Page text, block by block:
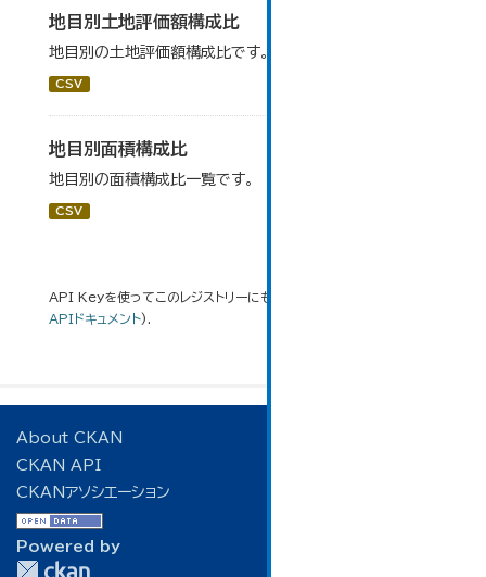
地目別土地評価額構成比
地目別の土地評価額構成比です。
CSV
地目別面積構成比
地目別の面積構成比一覧です。
CSV
API Keyを使ってこのレジストリーにもアクセス可能です
APIドキュメント).
About CKAN
CKAN API
CKANアソシエーション
Powered by